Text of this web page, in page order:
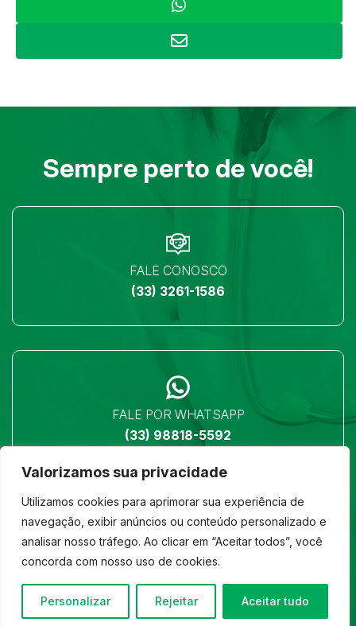
Valorizamos sua privacidade
Utilizamos cookies para aprimorar sua experiência de
navegação, exibir anúncios ou conteúdo personalizado e
analisar nosso tráfego. Ao clicar em “Aceitar todos”, você
concorda com nosso uso de cookies.
Personalizar Rejeitar Aceitar tudo
Sempre perto de você!
FALE CONOSCO
(33) 3261-1586
FALE POR WHATSAPP
(33) 98818-5592
LOCALIZAÇÃO